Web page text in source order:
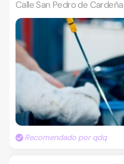
Calle San Pedro de
Recomendado por qdq